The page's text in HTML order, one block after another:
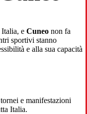
e Cuneo non fa
sportivi stanno
e alla sua capacità
e manifestazioni
Italia.